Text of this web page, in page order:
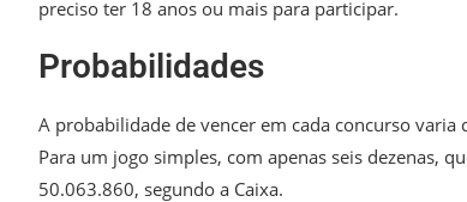
preciso ter 18 anos ou mais para participar.
Probabilidades
A probabilidade de vencer em cada concurso
Para um jogo simples, com apenas seis dezenas,
50.063.860, segundo a Caixa.